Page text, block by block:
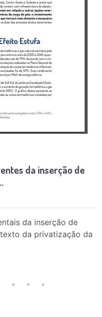
da inserção de
da inserção de
da privatização da